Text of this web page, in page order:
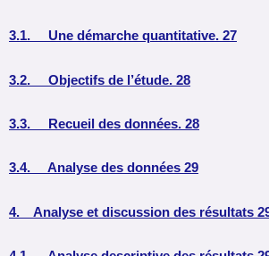
3.1. Une démarche quantitative. 27
3.2. Objectifs de l’étude. 28
3.3. Recueil des données. 28
3.4. Analyse des données 29
4. Analyse et discussion des résultats